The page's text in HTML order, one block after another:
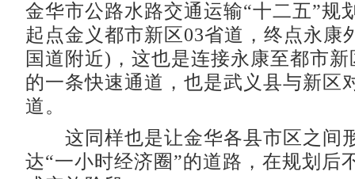
金华市公路水路交通运输“十二五”规
起点金义都市新区03省道，终点永康
国道附近)，这也是连接永康至都市
的一条快速通道，也是武义县与新区
道。
这同样也是让金华各县市区之间
达“一小时经济圈”的道路，在规划后